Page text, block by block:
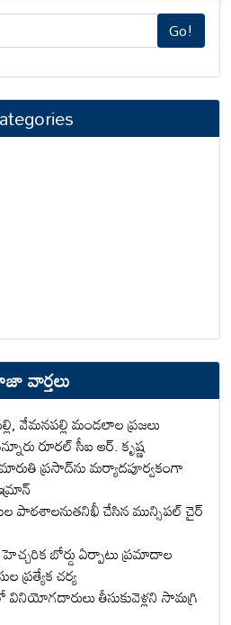
Go!
వార్తలు
వేమనపల్లి మండలాల ప్రజలు
రూరల్ సీఐ ఆర్. కృష్ణ
ప్రసాద్‌ను మర్యాదపూర్వకంగా
పాఠశాలనుతనిఖీ చేసిన మున్సిపల్ చైర్
హెచ్చరిక బోర్డు ఏర్పాటు ప్రమాదాల
ప్రత్యేక చర్య
తీసుకువెళ్లని సామగ్రి